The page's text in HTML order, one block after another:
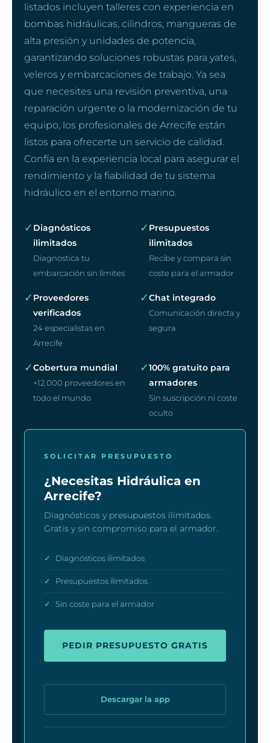
listados incluyen talleres con experiencia en
bombas hidráulicas, cilindros, mangueras de
alta presión y unidades de potencia,
garantizando soluciones robustas para yates,
veleros y embarcaciones de trabajo. Ya sea
que necesites una revisión preventiva, una
reparación urgente o la modernización de tu
equipo, los profesionales de Arrecife están
listos para ofrecerte un servicio de calidad.
Confía en la experiencia local para asegurar el
rendimiento y la fiabilidad de tu sistema
hidráulico en el entorno marino.
✓ Diagnósticos
ilimitados
Diagnostica tu
embarcación sin límites
✓ Presupuestos
ilimitados
Recibe y compara sin
coste para el armador
✓ Proveedores
verificados
24 especialistas en
Arrecife
✓Chat integrado
Comunicación directa y
segura
✓Cobertura mundial
+12.000 proveedores en
todo el mundo
✓100% gratuito para
armadores
Sin suscripción ni coste
oculto
SOLICITAR PRESUPUESTO
¿Necesitas Hidráulica en
Arrecife?
Diagnósticos y presupuestos ilimitados.
Gratis y sin compromiso para el armador.
✓ Diagnósticos ilimitados
✓ Presupuestos ilimitados
✓ Sin coste para el armador
PEDIR PRESUPUESTO GRATIS
Descargar la app